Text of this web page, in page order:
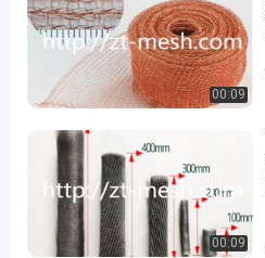
00:09
00:09